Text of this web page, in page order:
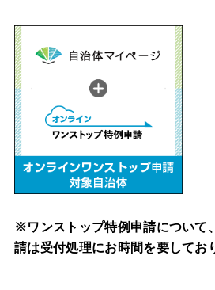
※ワンストップ特例申請について
請は受付処理にお時間を要してお